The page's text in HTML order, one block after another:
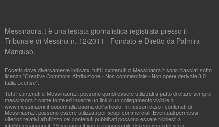
Messinaora.it è una testata giornalistica registrata presso il
Tribunale di Messina n. 12/2011 - Fondato e Diretto da Palmira
Mancuso.
Eccetto dove diversamente indicato, tutti i contenuti di Messinaora.it sono rilasciati sotto
licenza "Creative Commons Attribuzione - Non commerciale - Non opere derivate 3.0
Italia License".
Tutti i contenuti di Messinaora.it possono quindi essere utilizzati a patto di citare sempre
messinaora.it come fonte ed inserire un link o un collegamento visibile a
www.messinaora.it oppure alla pagina dell'articolo. In nessun caso i contenuti di
Messinaora.it possono essere utilizzati per scopi commerciali. Eventuali permessi
ulteriori relativi all'utilizzo dei contenuti pubblicati possono essere richiesti a
info@messinaora.it . Messinaora.it non è responsabile dei contenuti dei siti in